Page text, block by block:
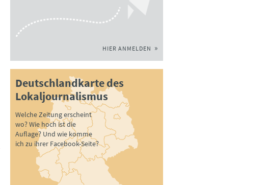
HIER ANMELDEN
Deutschlandkarte des
Lokaljournalismus
Welche Zeitung erscheint
wo? Wie hoch ist die
Auflage? Und wie komme
ich zu ihrer Facebook-Seite?